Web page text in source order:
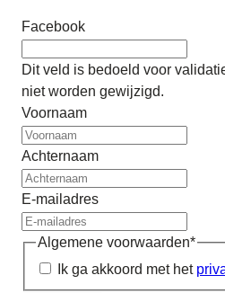
Facebook
Dit veld is bedoeld voor
niet worden gewijzigd.
Voornaam
Achternaam
E-mailadres
Algemene voorwaarden*
Ik ga akkoord met het